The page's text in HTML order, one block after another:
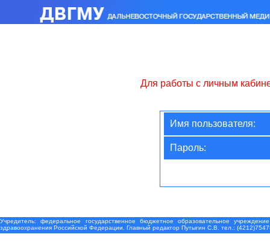
Для работы с личным
Имя пользователя:
Пароль:
Учредитель: федеральное государственное бюджетное образовательное
здравоохранения Российской Федерации. Главный редактор Путыгин С.В. тел.: